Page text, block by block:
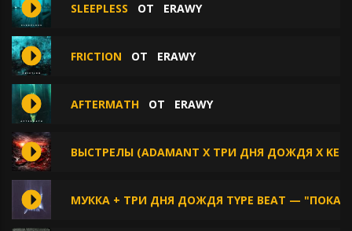
SLEEPLESS ОТ ERAWY
FRICTION ОТ ERAWY
AFTERMATH ОТ ERAWY
ВЫСТРЕЛЫ (ADAMANT X ТРИ ДНЯ ДОЖДЯ X KEER
МУККА + ТРИ ДНЯ ДОЖДЯ TYPE BEAT — "ПОКА